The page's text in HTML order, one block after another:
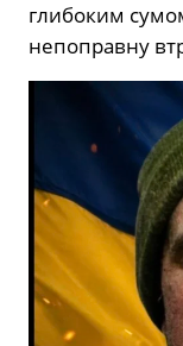
глибоким
непоправну